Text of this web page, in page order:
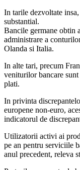
In tarile dezvoltate
substantial.
Bancile germane obtin
administrare a
Olanda si Italia.
In alte tari, precum
veniturilor bancare
plati.
In privinta
europene non-euro,
indicatorul de
Utilizatorii activi ai
pe an pentru serviciile
anul precedent, releva